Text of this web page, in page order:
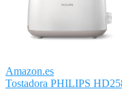
Amazon.es
Tostadora PHILIPS